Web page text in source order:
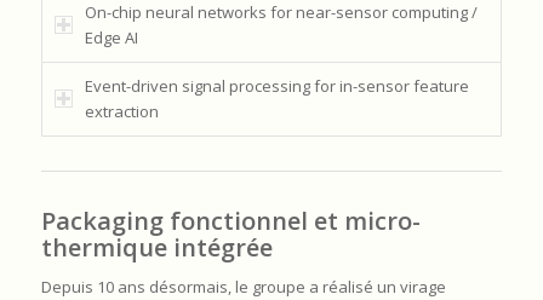
On-chip neural networks for near-sensor computing /
Edge AI
Event-driven signal processing for in-sensor feature
extraction
Packaging fonctionnel et micro-
thermique intégrée
Depuis 10 ans désormais, le groupe a réalisé un virage